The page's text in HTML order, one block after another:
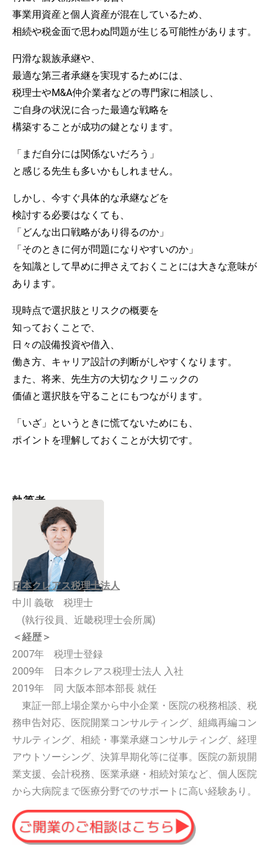
事業用資産と個人資産が混在しているため、
相続や税金面で思わぬ問題が生じる可能性があります。
円滑な親族承継や、
最適な第三者承継を実現するためには、
税理士やM&A仲介業者などの専門家に相談し、
ご自身の状況に合った最適な戦略を
構築することが成功の鍵となります。
「まだ自分には関係ないだろう」
と感じる先生も多いかもしれません。
しかし、今すぐ具体的な承継などを
検討する必要はなくても、
「どんな出口戦略があり得るのか」
「そのときに何が問題になりやすいのか」
を知識として早めに押さえておくことには大きな意味が
あります。
現時点で選択肢とリスクの概要を
知っておくことで、
日々の設備投資や借入、
働き方、キャリア設計の判断がしやすくなります。
また、将来、先生方の大切なクリニックの
価値と選択肢を守ることにもつながります。
「いざ」というときに慌てないためにも、
ポイントを理解しておくことが大切です。
執筆者
日本クレアス税理士法人
中川 義敬 税理士
(執行役員、近畿税理士会所属)
＜経歴＞
2007年 税理士登録
2009年 日本クレアス税理士法人 入社
2019年 同 大阪本部本部長 就任
東証一部上場企業から中小企業・医院の税務相談、税
務申告対応、医院開業コンサルティング、組織再編コン
サルティング、相続・事業承継コンサルティング、経理
アウトソーシング、決算早期化等に従事。医院の新規開
業支援、会計税務、医業承継・相続対策など、個人医院
から大病院まで医療分野でのサポートに高い経験あり。